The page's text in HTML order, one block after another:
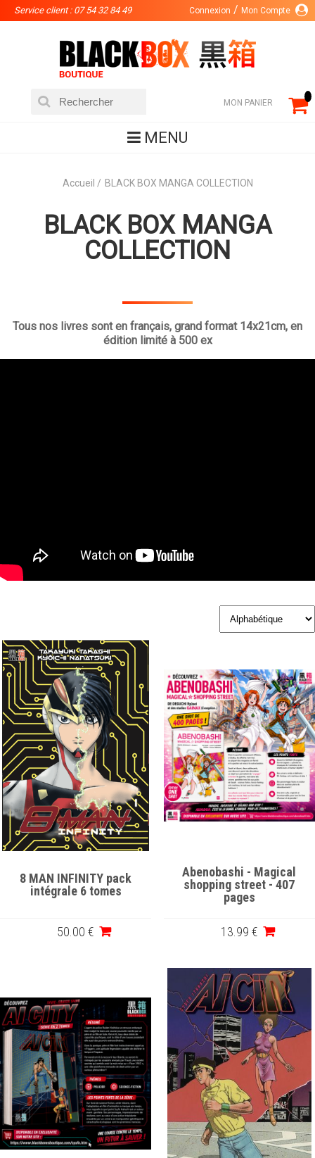
Service client : 07 54 32 84 49 Connexion Mon Compte
MON PANIER
MENU
Accueil BLACK BOX MANGA COLLECTION
BLACK BOX MANGA
COLLECTION
Tous nos livres sont en français, grand format 14x21cm, en
édition limité à 500 ex
8 MAN INFINITY pack
intégrale 6 tomes
50 .00 €
Abenobashi - Magical
shopping street - 407
pages
13 .99 €